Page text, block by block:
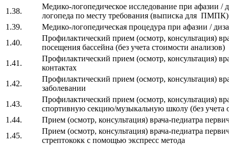
1.38.
Медико-логопедическое исследование при афазии /
логопеда по месту требования (выписка для ПМПК)
1.39.
Медико-логопедическая процедура при афазии /
1.40.
Профилактический прием (осмотр, консультация)
посещения бассейна (без учета стоимости анализов)
1.41.
Профилактический прием (осмотр, консультация)
контактах
1.42.
Профилактический прием (осмотр, консультация)
заболевании
1.43.
Профилактический прием (осмотр, консультация)
спортивную секцию/музыкальную школу (без учета
1.44.
Прием (осмотр, консультация) врача-педиатра
1.45.
Прием (осмотр, консультация) врача-педиатра
стрептококк с помощью экспресс метода